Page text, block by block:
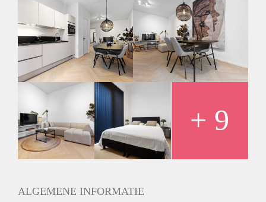
comfortable, modern interior and high-quality stylish
landingspot
available for a maximum of 6-months. Located in the city
center of Nijmegen.
+ 9
ALGEMENE INFORMATIE